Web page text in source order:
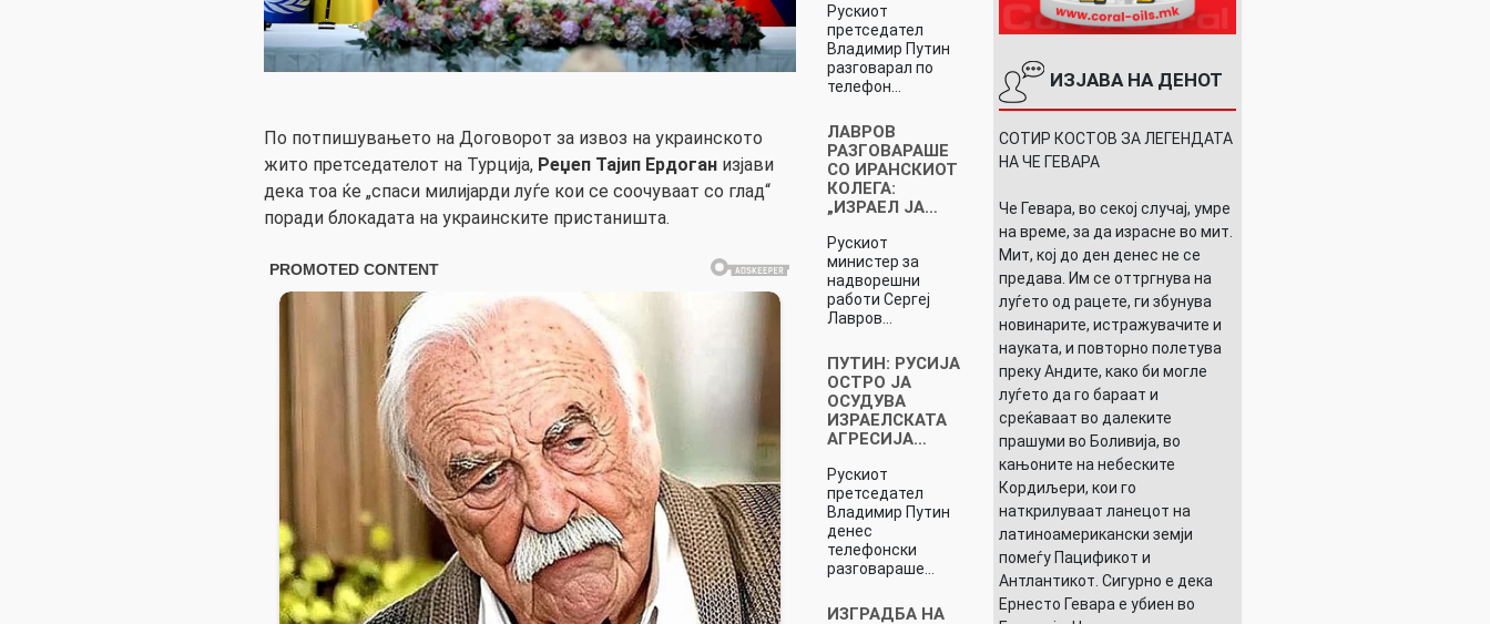
По потпишувањето на Договорот за извоз на украинското
жито претседателот на Турција, Реџеп Тајип Ердоган изјави
дека тоа ќе „спаси милијарди луѓе кои се соочуваат со глад“
поради блокадата на украинските пристаништа.
Рускиот
претседател
Владимир Путин
разговарал по
телефон…
ЛАВРОВ
РАЗГОВАРАШЕ
СО ИРАНСКИОТ
КОЛЕГА:
„ИЗРАЕЛ ЈА…
Рускиот
министер за
надворешни
работи Сергеј
Лавров…
ПУТИН: РУСИЈА
ОСТРО ЈА
ОСУДУВА
ИЗРАЕЛСКАТА
АГРЕСИЈА…
Рускиот
претседател
Владимир Путин
денес
телефонски
разговараше…
ИЗГРАДБА НА
ИЗЈАВА НА ДЕНОТ
СОТИР КОСТОВ ЗА ЛЕГЕНДАТА
НА ЧЕ ГЕВАРА
Че Гевара, во секој случај, умре
на време, за да израсне во мит.
Мит, кој до ден денес не се
предава. Им се оттргнува на
луѓето од рацете, ги збунува
новинарите, истражувачите и
науката, и повторно полетува
преку Андите, како би могле
луѓето да го бараат и
среќаваат во далеките
прашуми во Боливија, во
кањоните на небеските
Кордиљери, кои го
наткрилуваат ланецот на
латиноамерикански земји
помеѓу Пацификот и
Антлантикот. Сигурно е дека
Ернесто Гевара е убиен во